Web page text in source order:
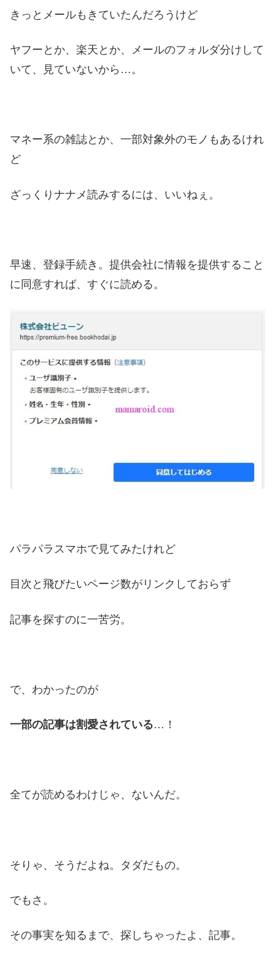
きっとメールもきていたんだろうけど
ヤフーとか、楽天とか、メールのフォルダ分けして
いて、見ていないから…。
マネー系の雑誌とか、一部対象外のモノもあるけれ
ど
ざっくりナナメ読みするには、いいねぇ。
早速、登録手続き。提供会社に情報を提供すること
に同意すれば、すぐに読める。
パラパラスマホで見てみたけれど
目次と飛びたいページ数がリンクしておらず
記事を探すのに一苦労。
で、わかったのが
一部の記事は割愛されている…！
全てが読めるわけじゃ、ないんだ。
そりゃ、そうだよね。タダだもの。
でもさ。
その事実を知るまで、探しちゃったよ、記事。